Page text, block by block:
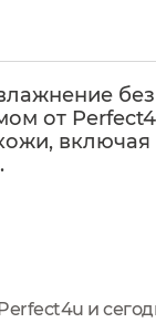
от
включая
и